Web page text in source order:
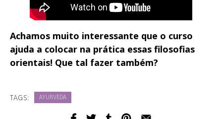
Achamos muito interessante que o curso
ajuda a colocar na prática essas filosofias
orientais! Que tal fazer também?
TAGS: AYURVEDA